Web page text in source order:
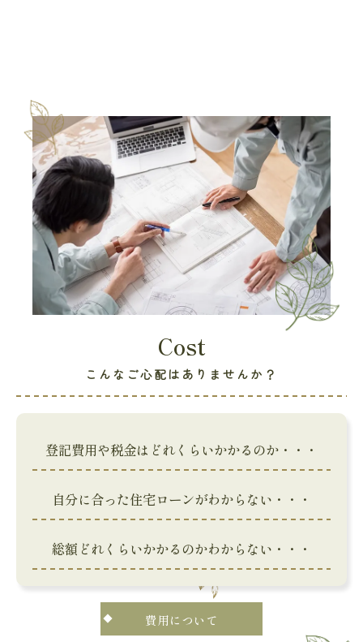
Cost
こんなご心配はありませんか？
登記費用や税金はどれくらいかかるのか・・・
自分に合った住宅ローンがわからない・・・
総額どれくらいかかるのかわからない・・・
費用について